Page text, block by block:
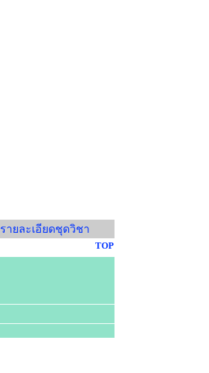
รายละเอียดชุดวิชา
TOP